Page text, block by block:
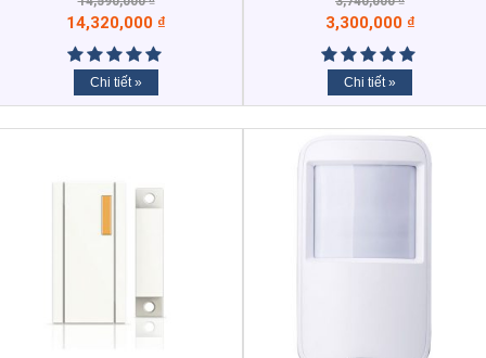
14,320,000 ₫
Chi tiết »
3,300,000 ₫
Chi tiết »